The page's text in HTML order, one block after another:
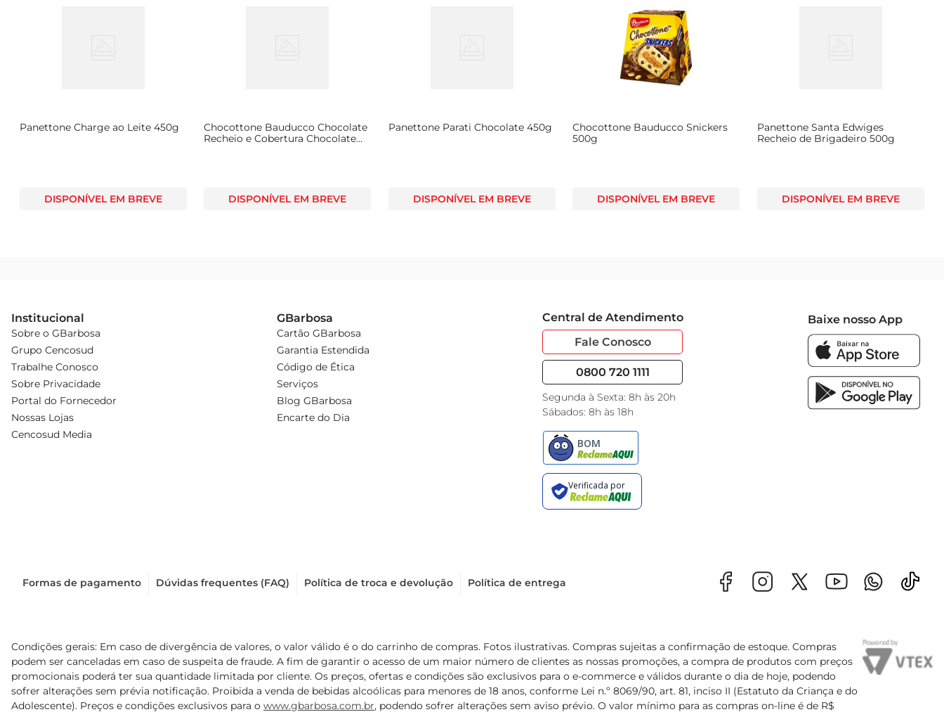
Panettone Charge ao Leite 450g
DISPONÍVEL EM BREVE
Chocottone Bauducco Chocolate
Recheio e Cobertura Chocolate
DISPONÍVEL EM BREVE
Panettone Parati Chocolate 450g
DISPONÍVEL EM BREVE
Chocottone Bauducco Snickers
500g
DISPONÍVEL EM BREVE
Panettone Santa Edwiges
Recheio de Brigadeiro 500g
DISPONÍVEL EM BREVE
Institucional
Sobre o GBarbosa
Grupo Cencosud
Trabalhe Conosco
Sobre Privacidade
Portal do Fornecedor
Nossas Lojas
Cencosud Media
GBarbosa
Cartão GBarbosa
Garantia Estendida
Código de Ética
Serviços
Blog GBarbosa
Encarte do Dia
Central de Atendimento
Fale Conosco
0800 720 1111
Segunda à Sexta: 8h às 20h
Sábados: 8h às 18h
Baixe nosso App
Formas de pagamento Dúvidas frequentes (FAQ) Política de troca e devolução Política de entrega
Condições gerais: Em caso de divergência de valores, o valor válido é o do carrinho de compras. Fotos ilustrativas. Compras sujeitas a confirmação de estoque. Compras
podem ser canceladas em caso de suspeita de fraude. A fim de garantir o acesso de um maior número de clientes as nossas promoções, a compra de produtos com preços
promocionais poderá ter sua quantidade limitada por cliente. Os preços, ofertas e condições são exclusivos para o e-commerce e válidos durante o dia de hoje, podendo
sofrer alterações sem prévia notificação. Proibida a venda de bebidas alcoólicas para menores de 18 anos, conforme Lei n.º 8069/90, art. 81, inciso II (Estatuto da Criança e do
Adolescente). Preços e condições exclusivos para o www.gbarbosa.com.br, podendo sofrer alterações sem aviso prévio. O valor mínimo para as compras on-line é de R$